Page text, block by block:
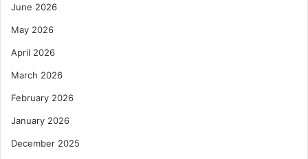
June 2026
May 2026
April 2026
March 2026
February 2026
January 2026
December 2025